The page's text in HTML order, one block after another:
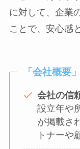
に対して、企業
ことで、安心感
「会社概要
会社の信
設立年や
が掲載さ
トナーや